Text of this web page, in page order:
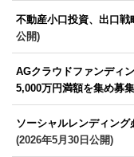
不動産小口投資、出口
公開)
AGクラウドファンディ
5,000万円満額を集め募
ソーシャルレンディン
(2026年5月30日公開)